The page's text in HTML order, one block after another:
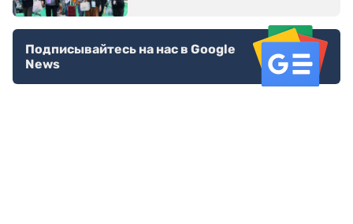
Подписывайтесь на нас в Google
News